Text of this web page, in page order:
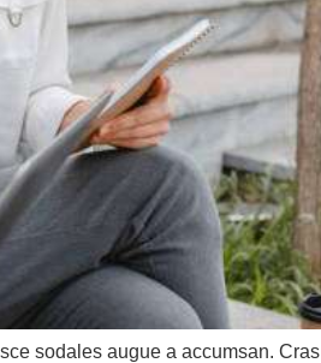
sodales augue a accumsan. Cras